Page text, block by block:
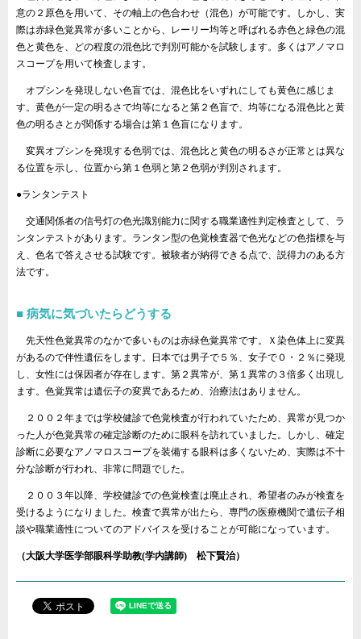
意の２原色を用いて、その軸上の色合わせ（混色）が可能です。しかし、実
際は赤緑色覚異常が多いことから、レーリー均等と呼ばれる赤色と緑色の混
色と黄色を、どの程度の混色比で判別可能かを試験します。多くはアノマロ
スコープを用いて検査します。
オプシンを発現しない色盲では、混色比をいずれにしても黄色に感じま
す。黄色が一定の明るさで均等になると第２色盲で、均等になる混色比と黄
色の明るさとが関係する場合は第１色盲になります。
変異オプシンを発現する色弱では、混色比と黄色の明るさが正常とは異な
る位置を示し、位置から第１色弱と第２色弱が判別されます。
●ランタンテスト
交通関係者の信号灯の色光識別能力に関する職業適性判定検査として、ラ
ンタンテストがあります。ランタン型の色覚検査器で色光などの色指標を与
え、色名で答えさせる試験です。被験者が納得できる点で、説得力のある方
法です。
病気に気づいたらどうする
先天性色覚異常のなかで多いものは赤緑色覚異常です。Ｘ染色体上に変異
があるので伴性遺伝をします。日本では男子で５％、女子で０・２％に発現
し、女性には保因者が存在します。第２異常が、第１異常の３倍多く出現し
ます。色覚異常は遺伝子の変異であるため、治療法はありません。
２００２年までは学校健診で色覚検査が行われていたため、異常が見つか
った人が色覚異常の確定診断のために眼科を訪れていました。しかし、確定
診断に必要なアノマロスコープを装備する眼科は多くないため、実際は不十
分な診断が行われ、非常に問題でした。
２００３年以降、学校健診での色覚検査は廃止され、希望者のみが検査を
受けるようになりました。検査で異常が出たら、専門の医療機関で遺伝子相
談や職業適性についてのアドバイスを受けることが可能になっています。
（大阪大学医学部眼科学助教(学内講師) 松下賢治）